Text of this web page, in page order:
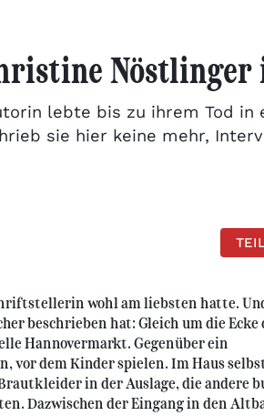
lebte bis zu ihrem Tod in
sie hier keine mehr,
wohl am liebsten hatte.
beschrieben hat: Gleich um die Ecke
Hannovermarkt. Gegenüber ein
vor dem Kinder spielen. Im Haus
in der Auslage, die andere
Dazwischen der Eingang in den